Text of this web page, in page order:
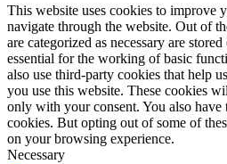
This website uses cookies to improve
navigate through the website. Out of
are categorized as necessary are
essential for the working of basic
also use third-party cookies that help
you use this website. These cookies
only with your consent. You also
cookies. But opting out of some of
on your browsing experience.
Necessary